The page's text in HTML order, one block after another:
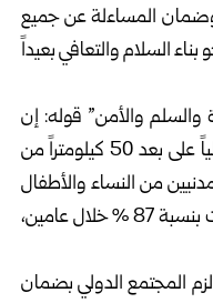
وضمان المساءلة عن جميع
السلام والتعافي بعيداً
الأمين العام للأمم المتحدة لعام 2025 حول “المرأة والسلم والأمن” قوله: إن
العالم يشهد أعلى عدد من النزاعات النشطة منذ عام 1946، وإن 676 مليون امرأة يعشن حالياً على بعد 50 كيلومتراً من
من النساء والأطفال
تضاعفت أربع مرات مقارنة بفترة السنتين السابقتين، فيما ارتفع العنف الجنسي المرتبط بالنزاعات بنسبة 87 % خلال عامين،
مع الذكرى الخامسة والعشرين لقرار مجلس الأمن رقم 1325، الذي ألزم المجتمع الدولي بضمان